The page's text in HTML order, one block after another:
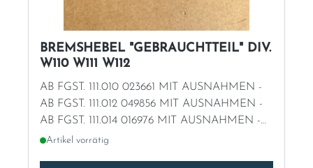
BREMSHEBEL "GEBRAUCHTTEIL" DIV.
W110 W111 W112
AB FGST. 111.010 023661 MIT AUSNAHMEN -
AB FGST. 111.012 049856 MIT AUSNAHMEN -
AB FGST. 111.014 016976 MIT AUSNAHMEN -
EINZELSTÜCK!
Artikel vorrätig